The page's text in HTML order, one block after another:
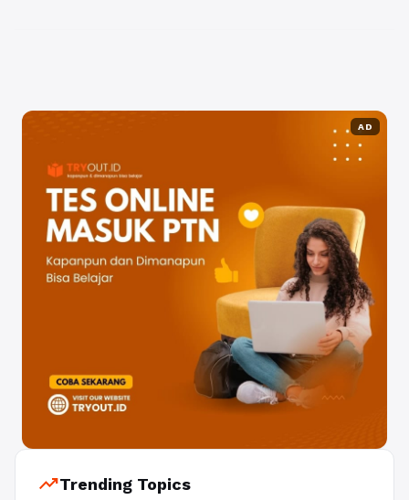
AD
trending_upTrending Topics